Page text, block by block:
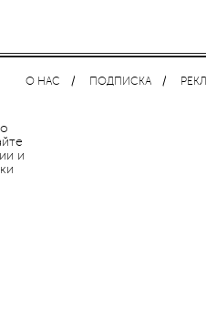
и
О НАС ПОДПИСКА